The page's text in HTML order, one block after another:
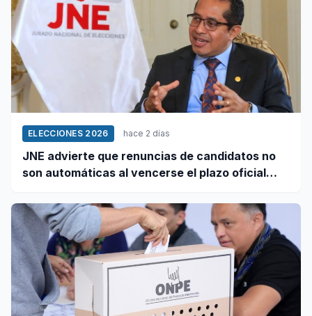
ELECCIONES 2026 hace 2 días
JNE advierte que renuncias de candidatos no
son automáticas al vencerse el plazo oficial